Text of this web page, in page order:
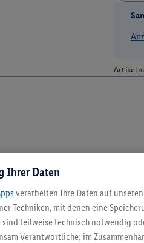
5.95 €
Jetzt zum
Ihrer Daten
verarbeiten Ihre Daten auf
Techniken, mit denen eine
teilweise technisch notwendig
Verantwortliche; im